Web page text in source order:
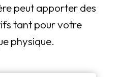
peut apporter des
tant pour votre
physique.